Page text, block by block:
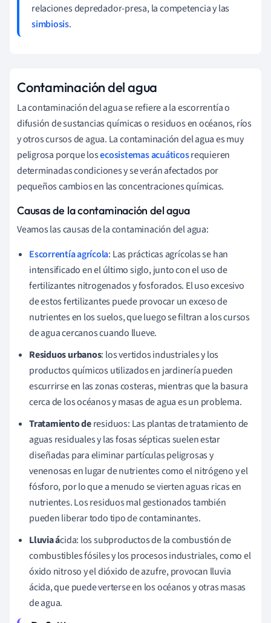
relaciones depredador-presa, la competencia y las
simbiosis.
Contaminación del agua
La contaminación del agua se refiere a la escorrentía o
difusión de sustancias químicas o residuos en océanos, ríos
y otros cursos de agua. La contaminación del agua es muy
peligrosa porque losecosistemas acuáticosrequieren
determinadas condiciones y se verán afectados por
pequeños cambios en las concentraciones químicas.
Causas de la contaminación del agua
Veamos las causas de la contaminación del agua:
Escorrentía agrícola: Lasprácticas agrícolas se han
intensificado en el último siglo, junto con el uso de
fertilizantes nitrogenados y fosforados. El uso excesivo
de estos fertilizantes puede provocar un exceso de
nutrientes en los suelos, que luego se filtran a los cursos
de agua cercanos cuando llueve.
Residuos urbanos: los vertidos industriales y los
productos químicos utilizados en jardinería pueden
escurrirse en las zonas costeras, mientras que la basura
cerca de los océanos y masas de agua es un problema.
Tratamiento deresiduos: Las plantas de tratamiento de
aguas residuales y las fosas sépticas suelen estar
diseñadas para eliminar partículas peligrosas y
venenosas en lugar de nutrientes como el nitrógeno y el
fósforo, por lo que a menudo se vierten aguas ricas en
nutrientes. Los residuos mal gestionados también
pueden liberar todo tipo de contaminantes.
Lluvia ácida: los subproductos de la combustión de
combustibles fósiles y los procesos industriales, como el
óxido nitroso y el dióxido de azufre, provocan lluvia
ácida, que puede verterse en los océanos y otras masas
de agua.